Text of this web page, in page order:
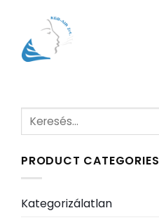
content
Keresés
a
PRODUCT CATEGORIES
Kategorizálatlan